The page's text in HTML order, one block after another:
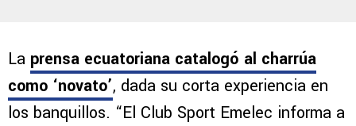
La prensa ecuatoriana catalogó al charrúa
como ‘novato’, dada su corta experiencia en
los banquillos. “El Club Sport Emelec informa a